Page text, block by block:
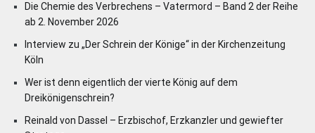
Die Chemie des Verbrechens – Vatermord – Band 2 der Reihe
ab 2. November 2026
Interview zu „Der Schrein der Könige“ in der Kirchenzeitung
Köln
Wer ist denn eigentlich der vierte König auf dem
Dreikönigenschrein?
Reinald von Dassel – Erzbischof, Erzkanzler und gewiefter